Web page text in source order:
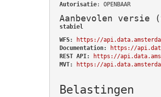
Autorisatie: OPENBAAR
Aanbevolen versie
stabiel
WFS:
https://
Documentation:
https://
REST API:
https://
MVT:
https://
Belastingen